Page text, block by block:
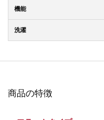
機能
洗濯
商品の特徴